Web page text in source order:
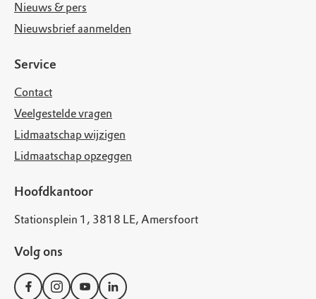
Nieuws & pers
Nieuwsbrief aanmelden
Service
Contact
Veelgestelde vragen
Lidmaatschap wijzigen
Lidmaatschap opzeggen
Hoofdkantoor
Stationsplein 1, 3818 LE, Amersfoort
Volg ons